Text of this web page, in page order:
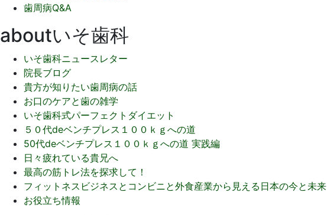
歯周病Q&A
aboutいそ歯科
いそ歯科ニュースレター
院長ブログ
貴方が知りたい歯周病の話
お口のケアと歯の雑学
いそ歯科式パーフェクトダイエット
５０代deベンチプレス１００ｋｇへの道
50代deベンチプレス１００ｋｇへの道 実践編
日々疲れている貴兄へ
最高の筋トレ法を探求して！
フィットネスビジネスとコンビニと外食産業から見える日本の今と未来
お役立ち情報